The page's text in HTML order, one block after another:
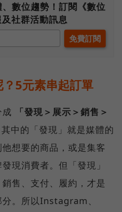
數位趨勢！訂閱《數位
社群活動訊息
5元素串起訂單
「發現＞展示＞銷售＞
其中的「發現」就是媒體的
想要的商品，或是集客
現消費者。但「發現」
售、支付、履約，才是
。所以Instagram、